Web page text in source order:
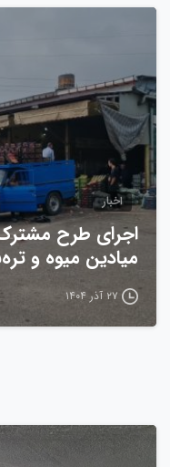
اخبار
اجرای طرح
میادین میوه و
۲۷ آذر ۱۴۰۴